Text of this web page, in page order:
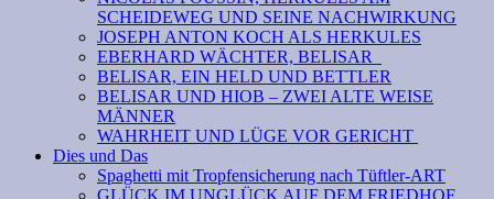
SCHEIDEWEG UND SEINE NACHWIRKUNG
JOSEPH ANTON KOCH ALS HERKULES
EBERHARD WÄCHTER, BELISAR
BELISAR, EIN HELD UND BETTLER
BELISAR UND HIOB – ZWEI ALTE WEISE
MÄNNER
WAHRHEIT UND LÜGE VOR GERICHT
Dies und Das
Spaghetti mit Tropfensicherung nach Tüftler-ART
GLÜCK IM UNGLÜCK AUF DEM FRIEDHOF